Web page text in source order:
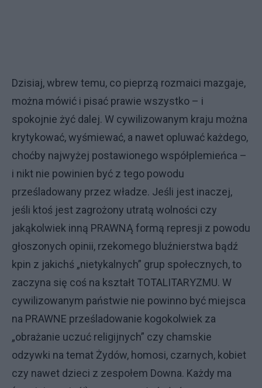
Dzisiaj, wbrew temu, co pieprzą rozmaici mazgaje,
można mówić i pisać prawie wszystko – i
spokojnie żyć dalej. W cywilizowanym kraju można
krytykować, wyśmiewać, a nawet opluwać każdego,
choćby najwyżej postawionego współplemieńca –
i nikt nie powinien być z tego powodu
prześladowany przez władze. Jeśli jest inaczej,
jeśli ktoś jest zagrożony utratą wolności czy
jakąkolwiek inną PRAWNĄ formą represji z powodu
głoszonych opinii, rzekomego bluźnierstwa bądź
kpin z jakichś „nietykalnych” grup społecznych, to
zaczyna się coś na kształt TOTALITARYZMU. W
cywilizowanym państwie nie powinno być miejsca
na PRAWNE prześladowanie kogokolwiek za
„obrażanie uczuć religijnych” czy chamskie
odzywki na temat Żydów, homosi, czarnych, kobiet
czy nawet dzieci z zespołem Downa. Każdy ma